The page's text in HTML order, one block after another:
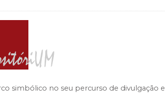
simbólico no seu percurso de divulgação e